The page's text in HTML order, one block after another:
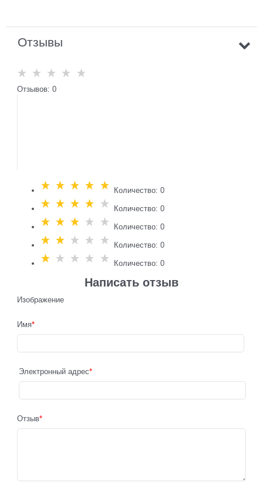
Отзывы
Отзывов: 0
Количество: 0
Количество: 0
Количество: 0
Количество: 0
Количество: 0
Написать отзыв
Изображение
Имя
Электронный адрес
Отзыв